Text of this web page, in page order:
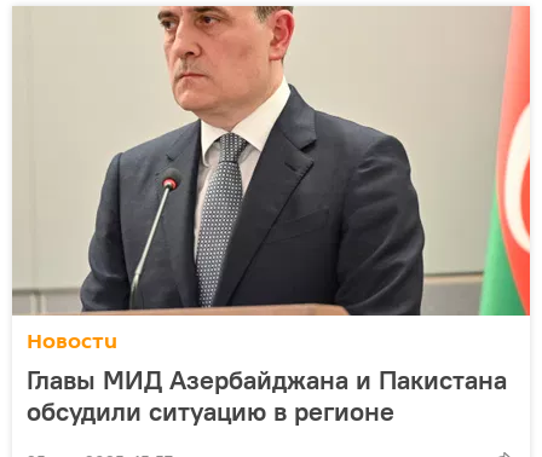
Новости
Главы МИД Азербайджана и Пакистана
обсудили ситуацию в регионе